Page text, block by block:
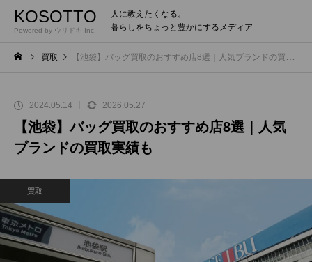
KOSOTTO
Powered by ウリドキ Inc.
人に教えたくなる。
暮らしをちょっと豊かにするメディア
買取 【池袋】バッグ買取のおすすめ店8選｜人気ブランドの買取実績も
2024.05.14 2026.05.27
【池袋】バッグ買取のおすすめ店8選｜人気
ブランドの買取実績も
買取